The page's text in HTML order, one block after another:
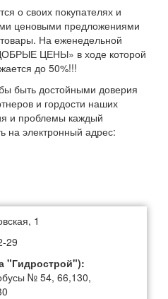
о своих покупателях и
ценовыми предложениями
На еженедельной
ЦЕНЫ» в ходе которой
до 50%!!!
быть достойными доверия
и гордости наших
и проблемы каждый
на электронный адрес:
1
29
"Гидрострой"):
№ 54, 66,130,